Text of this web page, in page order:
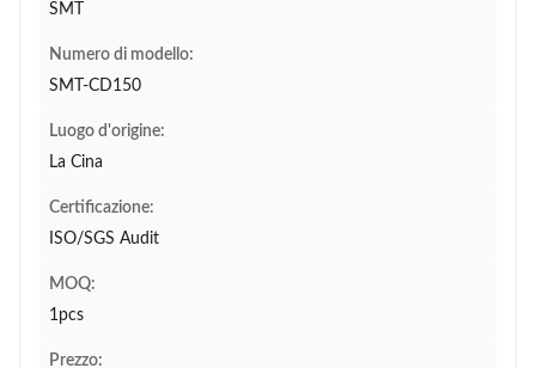
SMT
Numero di modello:
SMT-CD150
Luogo d'origine:
La Cina
Certificazione:
ISO/SGS Audit
MOQ:
1pcs
Prezzo: